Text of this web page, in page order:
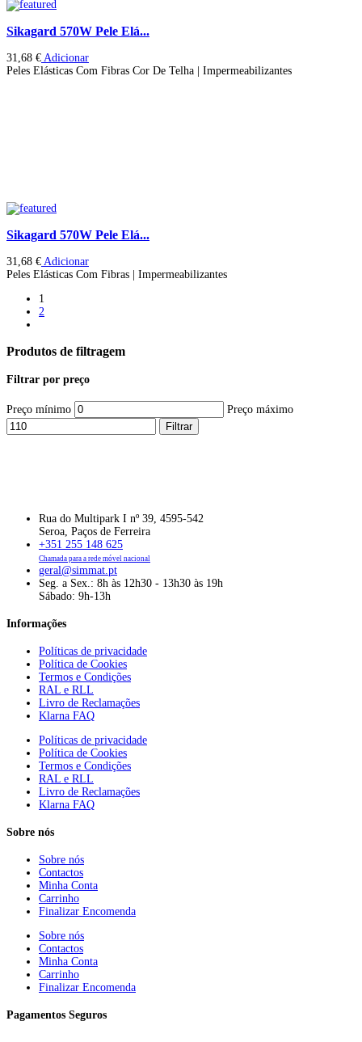
Sikagard 570W Pele Elá...
31,68 € Adicionar
Peles Elásticas Com Fibras Cor De Telha | Impermeabilizantes
Sikagard 570W Pele Elá...
31,68 € Adicionar
Peles Elásticas Com Fibras | Impermeabilizantes
1
2
Produtos de filtragem
Filtrar por preço
Preço mínimo
Preço máximo
Filtrar
Rua do Multipark I nº 39, 4595-542
Seroa, Paços de Ferreira
+351 255 148 625
Chamada para a rede móvel nacional
geral@simmat.pt
Seg. a Sex.: 8h às 12h30 - 13h30 às 19h
Sábado: 9h-13h
Informações
Políticas de privacidade
Política de Cookies
Termos e Condições
RAL e RLL
Livro de Reclamações
Klarna FAQ
Políticas de privacidade
Política de Cookies
Termos e Condições
RAL e RLL
Livro de Reclamações
Klarna FAQ
Sobre nós
Sobre nós
Contactos
Minha Conta
Carrinho
Finalizar Encomenda
Sobre nós
Contactos
Minha Conta
Carrinho
Finalizar Encomenda
Pagamentos Seguros